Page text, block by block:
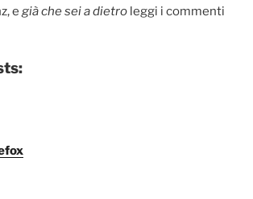
e già che sei a dietro leggi i commenti